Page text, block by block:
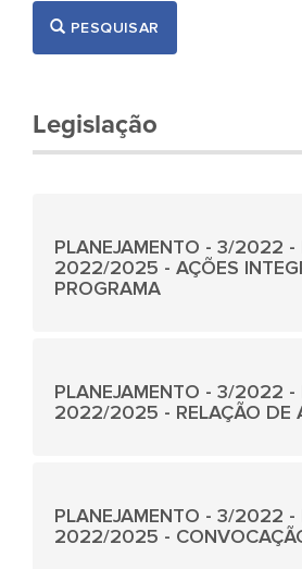
PESQUISAR
Legislação
PLANEJAMENTO - 3/2022 -
2022/2025 - AÇÕES
PROGRAMA
PLANEJAMENTO - 3/2022 -
2022/2025 - RELAÇÃO DE
PLANEJAMENTO - 3/2022 -
2022/2025 -